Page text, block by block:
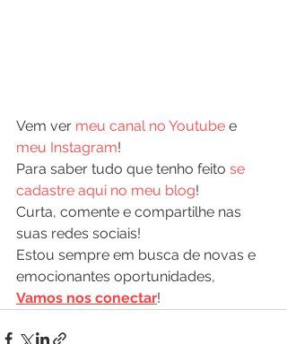
Vem ver meu canal no Youtube e
meu Instagram!
Para saber tudo que tenho feito se
cadastre aqui no meu blog!
Curta, comente e compartilhe nas
suas redes sociais!
Estou sempre em busca de novas e
emocionantes oportunidades,
Vamos nos conectar!